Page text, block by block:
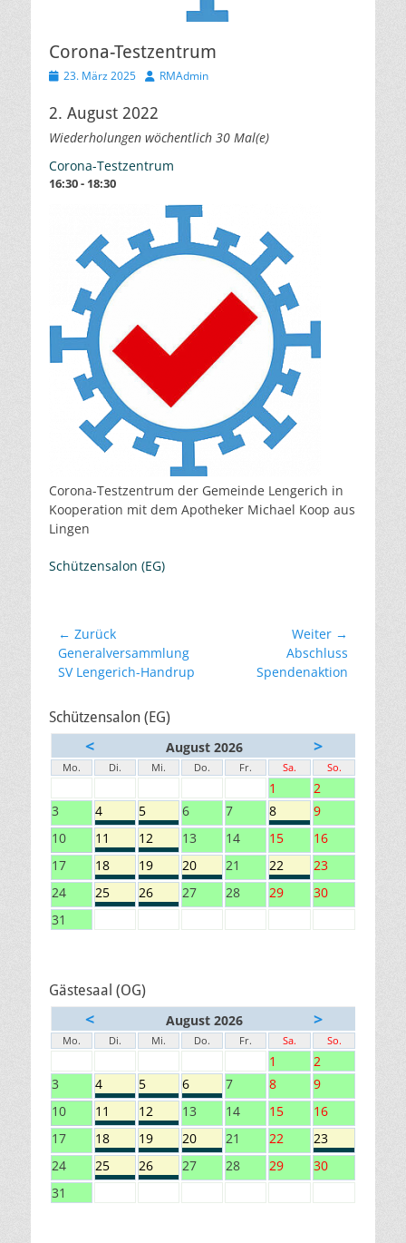
Corona-Testzentrum
Veröffentlicht
23. März 2025 AutorRMAdmin
2. August 2022
Wiederholungen wöchentlich 30 Mal(e)
Corona-Testzentrum
16:30 - 18:30
Corona-Testzentrum der Gemeinde Lengerich in
Kooperation mit dem Apotheker Michael Koop aus
Lingen
Schützensalon (EG)
Beitragsnavigation
← Zurück
Vorheriger
Beitrag:
Generalversammlung
SV Lengerich-Handrup
Weiter →
Abschluss
Spendenaktion
Schützensalon (EG)
< August 2026 >
Mo. Di. Mi. Do. Fr. Sa. So.
1
2
3
4 5 6 7 8
9
10
11 12 13 14 15
16
17
18 19 20 21 22
23
24
25 26 27 28 29
30
31
Gästesaal (OG)
< August 2026 >
Mo. Di. Mi. Do. Fr. Sa. So.
1
2
3
4 5 6 7 8
9
10
11 12 13 14 15
16
17
18 19 20 21 22
23
24
25 26 27 28 29
30
31